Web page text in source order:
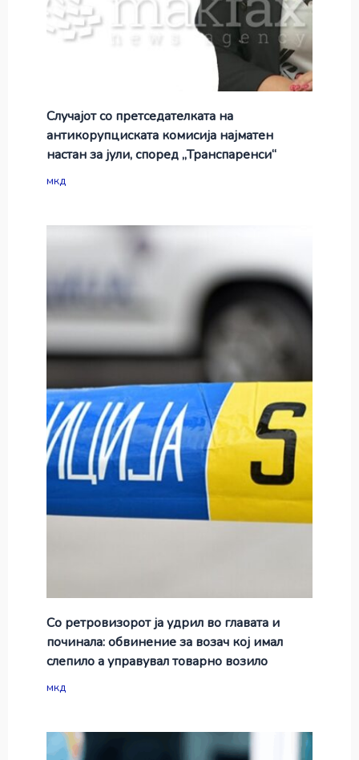
Случајот со претседателката на
антикорупциската комисија најматен
настан за јули, според „Транспаренси“
мкд
Со ретровизорот ја удрил во главата и
починала: обвинение за возач кој имал
слепило а управувал товарно возило
мкд